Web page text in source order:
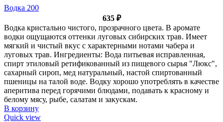
Водка 200
635 ₽
Водка кристально чистого, прозрачного цвета. В аромате
водки ощущаются оттенки луговых сибирских трав. Имеет
мягкий и чистый вкус с характерными нотами чабера и
луговых трав. Ингредиенты: Вода питьевая исправленная,
спирт этиловый ретификованный из пищевого сырья "Люкс",
сахарный сироп, мед натуральный, настой спиртованный
пшеницы на талой воде. Водку хорошо употреблять в качестве
аперитива перед горячими блюдами, подавать к красному и
белому мясу, рыбе, салатам и закускам.
В корзину
Quick view